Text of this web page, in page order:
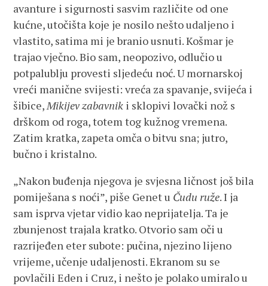
avanture i sigurnosti sasvim različite od one
kućne, utočišta koje je nosilo nešto udaljeno i
vlastito, satima mi je branio usnuti. Košmar je
trajao vječno. Bio sam, neopozivo, odlučio u
potpalublju provesti sljedeću noć. U mornarskoj
vreći manične svijesti: vreća za spavanje, svijeća i
šibice,Mikijev zabavnik i sklopivi lovački nož s
drškom od roga, totem tog kužnog vremena.
Zatim kratka, zapeta omča o bitvu sna; jutro,
bučno i kristalno.
„Nakon buđenja njegova je svjesna ličnost još bila
pomiješana s noći”, piše Genet u Čudu ruže. I ja
sam isprva vjetar vidio kao neprijatelja. Ta je
zbunjenost trajala kratko. Otvorio sam oči u
razrijeđen eter subote: pučina, njezino lijeno
vrijeme, učenje udaljenosti. Ekranom su se
povlačili Eden i Cruz, i nešto je polako umiralo u